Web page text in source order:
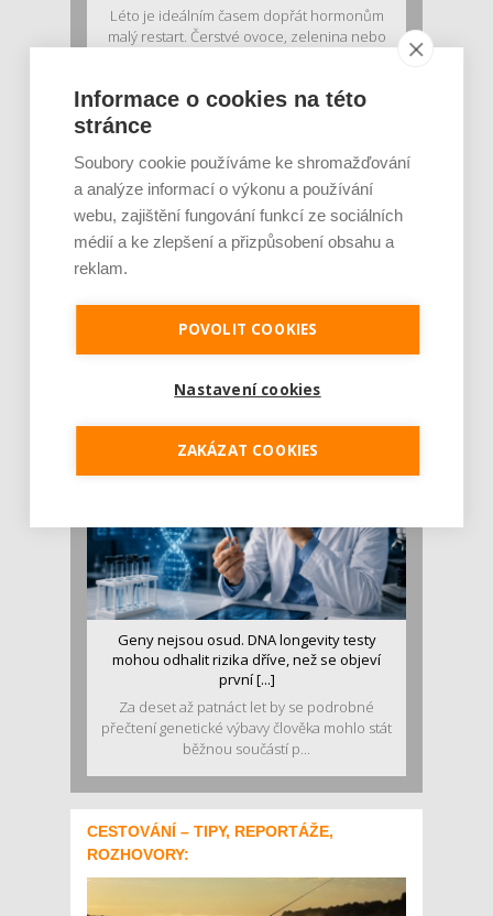
Léto je ideálním časem dopřát hormonům
malý restart. Čerstvé ovoce, zelenina nebo
Je jen pro sportovce, přiberu po něm a ve
stravě ho mám dostatek. Znáte nejčastějš [...]
Pojem protein již nějakou dobu rezonuje
se o ně...
Geny nejsou osud. DNA longevity testy
mohou odhalit rizika dříve, než se objeví
první [...]
Za deset až patnáct let by se podrobné
přečtení genetické výbavy člověka mohlo stát
běžnou součástí p...
CESTOVÁNÍ – TIPY, REPORTÁŽE,
ROZHOVORY:
Informace o cookies na této
stránce
Soubory cookie používáme ke shromažďování
a analýze informací o výkonu a používání
webu, zajištění fungování funkcí ze sociálních
médií a ke zlepšení a přizpůsobení obsahu a
reklam.
POVOLIT COOKIES
Nastavení cookies
ZAKÁZAT COOKIES